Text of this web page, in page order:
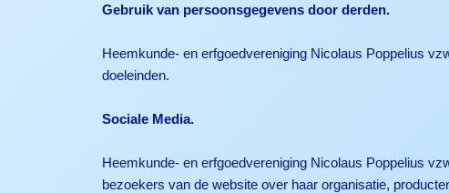
Gebruik van persoonsgegevens door derden.
Heemkunde- en erfgoedvereniging Nicolaus Poppelius
doeleinden.
Sociale Media.
Heemkunde- en erfgoedvereniging Nicolaus Poppelius
bezoekers van de website over haar organisatie,